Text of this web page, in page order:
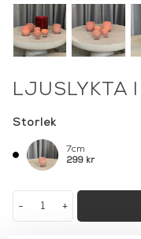
LJUSLYKTA
Storlek
7cm
299 kr
+
-